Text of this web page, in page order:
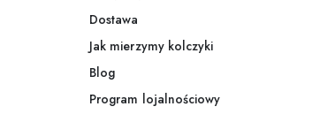
Dostawa
Jak mierzymy kolczyki
Blog
Program lojalnościowy